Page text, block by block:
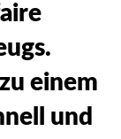
einem
und